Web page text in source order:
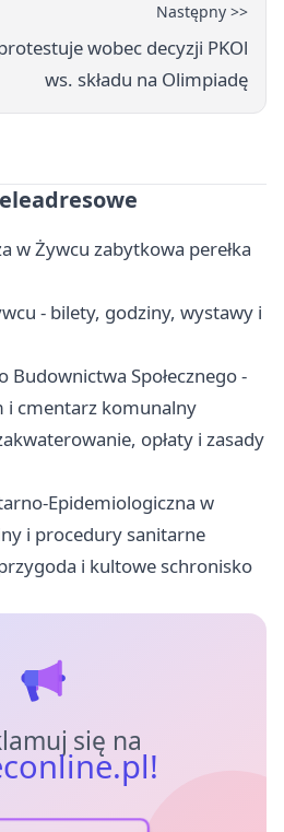
Następny >>
wobec decyzji PKOl
ws. składu na Olimpiadę
w Żywcu zabytkowa perełka
- bilety, godziny, wystawy i
Budownictwa Społecznego -
i cmentarz komunalny
opłaty i zasady
Epidemiologiczna w
i procedury sanitarne
i kultowe schronisko
się na